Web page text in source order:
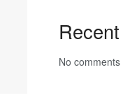
No comments